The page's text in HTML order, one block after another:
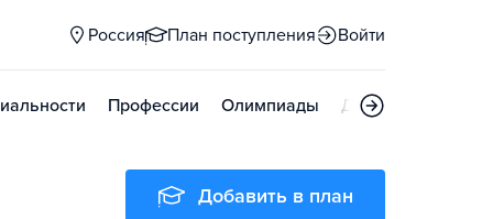
Россия План поступления Войти
Профессии Олимпиады Дни открытых
Добавить в план